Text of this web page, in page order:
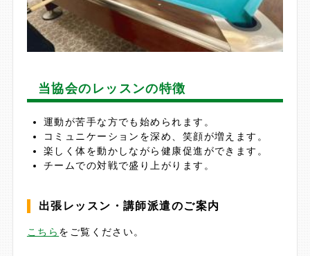
当協会のレッスンの特徴
運動が苦手な方でも始められます。
コミュニケーションを深め、笑顔が増えます。
楽しく体を動かしながら健康促進ができます。
チームでの対戦で盛り上がります。
出張レッスン・講師派遣のご案内
こちら をご覧ください。